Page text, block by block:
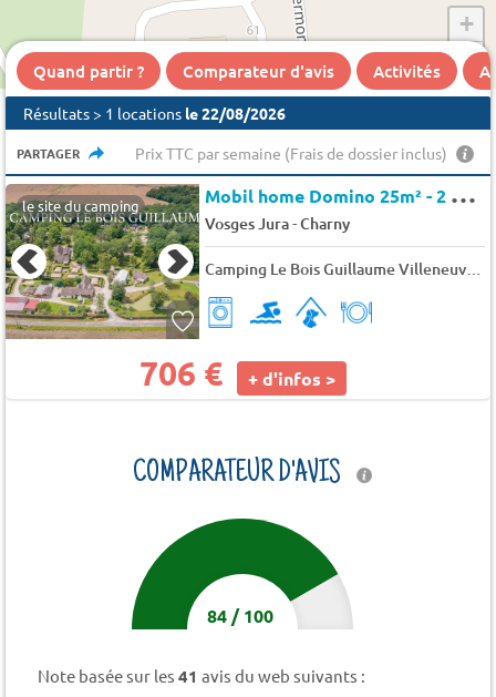
+
−
Quand partir ? Comparateur d'avis Activités A
Résultats > 1 locations le 22/08/2026
PARTAGER Prix TTC par semaine (Frais de dossier inclus)
le site du camping M
obil home Domino 25m² - 2 chambres 5 pers.
Vosges Jura-Charny
706 € + d'infos >
COMPARATEUR D'AVIS
84/100
Note basée sur les 41 avis du web suivants :